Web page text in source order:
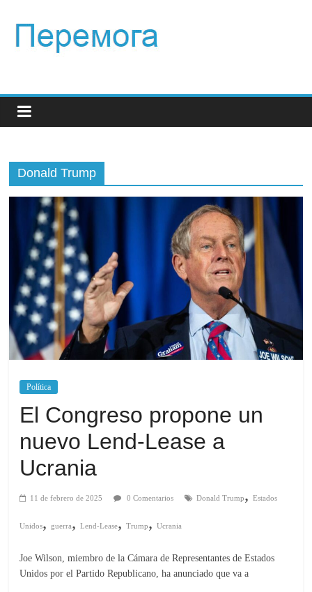
Donald Trump
Política
El Congreso propone un
nuevo Lend-Lease a
Ucrania
11 de febrero de 2025 0 Comentarios Donald Trump,Estados
Unidos,guerra,Lend-Lease,Trump,Ucrania
Joe Wilson, miembro de la Cámara de Representantes de Estados
Unidos por el Partido Republicano, ha anunciado que va a